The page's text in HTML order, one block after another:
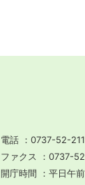
電話
0737-52-
ファクス
0737-
開庁時間
平日午